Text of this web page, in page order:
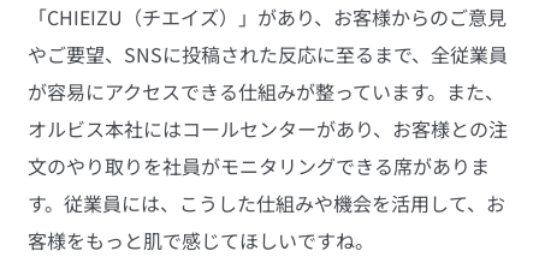
「CHIEIZU（チエイズ）」があり、お客様からのご意見
やご要望、SNSに投稿された反応に至るまで、全従業員
が容易にアクセスできる仕組みが整っています。また、
オルビス本社にはコールセンターがあり、お客様との注
文のやり取りを社員がモニタリングできる席がありま
す。従業員には、こうした仕組みや機会を活用して、お
客様をもっと肌で感じてほしいですね。